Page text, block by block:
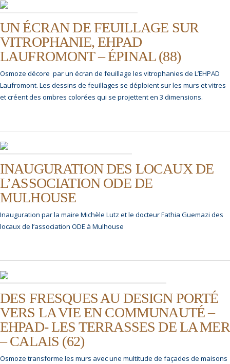
UN ÉCRAN DE FEUILLAGE SUR
VITROPHANIE, EHPAD
LAUFROMONT – ÉPINAL (88)
Osmoze décore par un écran de feuillage les vitrophanies de L’EHPAD
Laufromont. Les dessins de feuillages se déploient sur les murs et vitres
et créent des ombres colorées qui se projettent en 3 dimensions.
INAUGURATION DES LOCAUX DE
L’ASSOCIATION ODE DE
MULHOUSE
Inauguration par la maire Michèle Lutz et le docteur Fathia Guemazi des
locaux de l’association ODE à Mulhouse
DES FRESQUES AU DESIGN PORTÉ
VERS LA VIE EN COMMUNAUTÉ –
EHPAD- LES TERRASSES DE LA MER
– CALAIS (62)
Osmoze transforme les murs avec une multitude de façades de maisons